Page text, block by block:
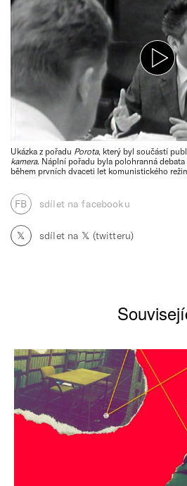
Ukázka z pořadu Porota, který byl součástí
kamera. Náplní pořadu byla polohranná
během prvních dvaceti let komunistického
FB sdílet na facebooku
𝕏 sdílet na 𝕏 (twitteru)